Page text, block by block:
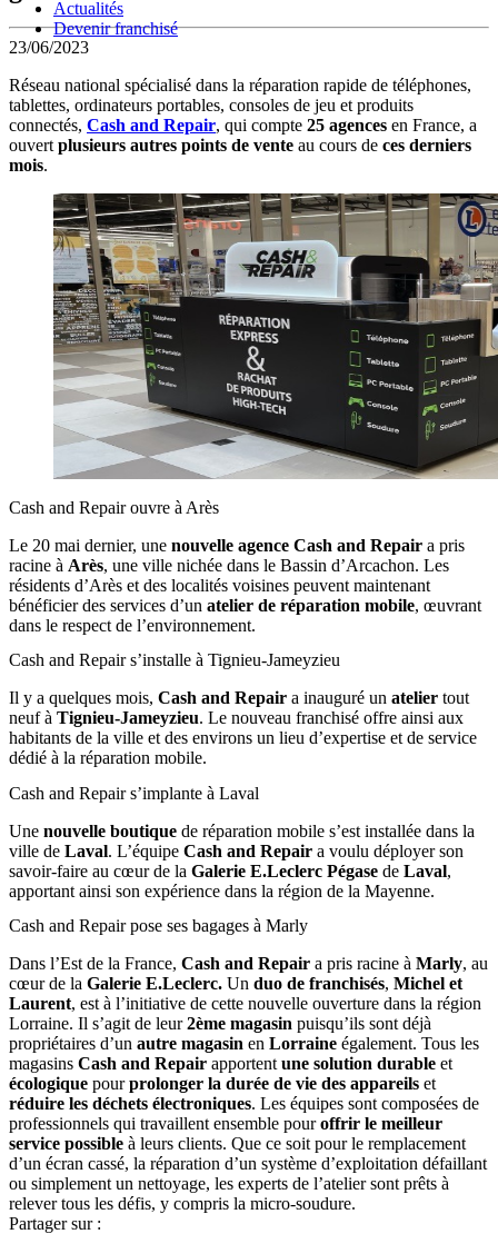
Actualités
Devenir franchisé
23/06/2023
Réseau national spécialisé dans la réparation rapide de téléphones,
tablettes, ordinateurs portables, consoles de jeu et produits
connectés, Cash and Repair, qui compte 25 agences en France, a
ouvert plusieurs autres points de vente au cours de ces derniers
mois.
Cash and Repair ouvre à Arès
Le 20 mai dernier, une nouvelle agence Cash and Repair a pris
racine à Arès, une ville nichée dans le Bassin d’Arcachon. Les
résidents d’Arès et des localités voisines peuvent maintenant
bénéficier des services d’un atelier de réparation mobile, œuvrant
dans le respect de l’environnement.
Cash and Repair s’installe à Tignieu-Jameyzieu
Il y a quelques mois, Cash and Repair a inauguré un atelier tout
neuf à Tignieu-Jameyzieu. Le nouveau franchisé offre ainsi aux
habitants de la ville et des environs un lieu d’expertise et de service
dédié à la réparation mobile.
Cash and Repair s’implante à Laval
Une nouvelle boutique de réparation mobile s’est installée dans la
ville de Laval. L’équipe Cash and Repair a voulu déployer son
savoir-faire au cœur de la Galerie E.Leclerc Pégase de Laval,
apportant ainsi son expérience dans la région de la Mayenne.
Cash and Repair pose ses bagages à Marly
Dans l’Est de la France, Cash and Repair a pris racine à Marly, au
cœur de la Galerie E.Leclerc. Un duo de franchisés, Michel et
Laurent, est à l’initiative de cette nouvelle ouverture dans la région
Lorraine. Il s’agit de leur2ème magasin puisqu’ils sont déjà
propriétaires d’un autre magasin en Lorraine également. Tous les
magasins Cash and Repair apportent une solution durable et
écologique pourprolonger la durée de vie des appareils et
réduire les déchets électroniques. Les équipes sont composées de
professionnels qui travaillent ensemble pouroffrir le meilleur
service possible à leurs clients. Que ce soit pour le remplacement
d’un écran cassé, la réparation d’un système d’exploitation défaillant
ou simplement un nettoyage, les experts de l’atelier sont prêts à
relever tous les défis, y compris la micro-soudure.
Partager sur :